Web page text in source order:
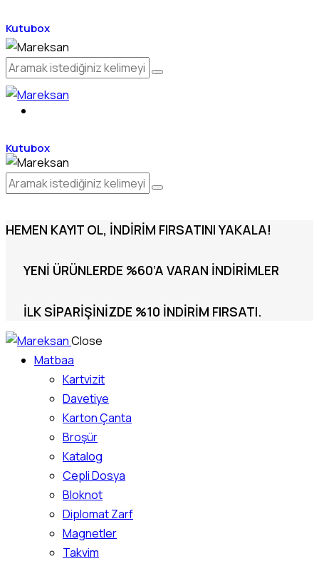
Kutubox
Kutubox
HEMEN KAYIT OL, İNDIRIM FIRSATINI YAKALA!
YENI ÜRÜNLERDE %60’A VARAN İNDIRIMLER
İLK SIPARIŞINIZDE %10 INDIRIM FIRSATI.
Close
Matbaa
Kartvizit
Davetiye
Karton Çanta
Broşür
Katalog
Cepli Dosya
Bloknot
Diplomat Zarf
Magnetler
Takvim